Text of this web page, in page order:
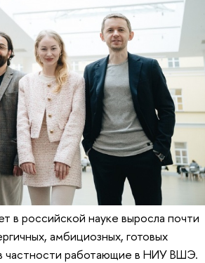
в российской науке выросла почти
амбициозных, готовых
частности работающие в НИУ ВШЭ.